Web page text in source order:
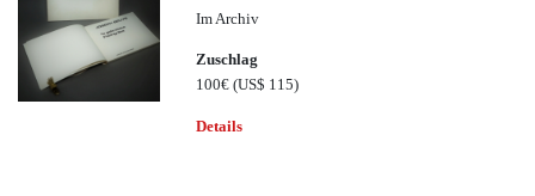
Im Archiv
Zuschlag
100€(US$ 115)
Details